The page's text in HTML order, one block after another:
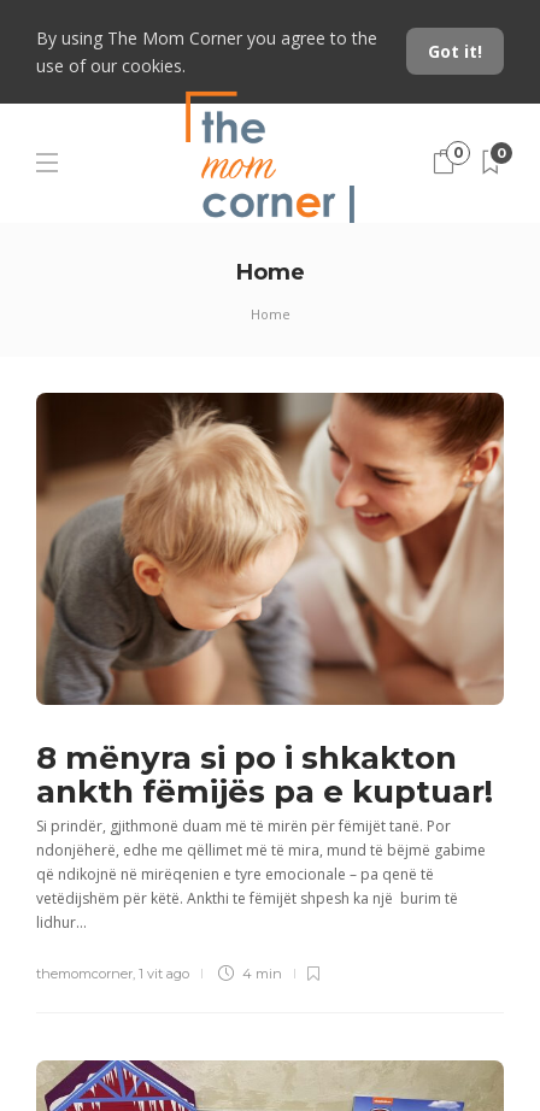
By using The Mom Corner you agree to the
use of our cookies.
Got it!
0 0
Home
Home
8 mënyra si po i shkakton
ankth fëmijës pa e kuptuar!
Si prindër, gjithmonë duam më të mirën për fëmijët tanë. Por
ndonjëherë, edhe me qëllimet më të mira, mund të bëjmë gabime
që ndikojnë në mirëqenien e tyre emocionale – pa qenë të
vetëdijshëm për këtë. Ankthi te fëmijët shpesh ka një burim të
lidhur...
themomcorner 1 vit ago 4 min